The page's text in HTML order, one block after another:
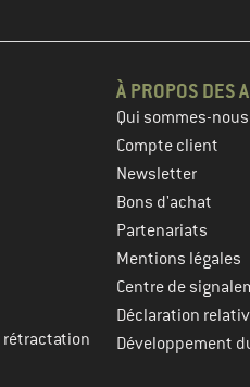
À PROPOS DES
Qui sommes-
Compte client
Newsletter
Bons d'achat
Partenariats
Mentions légales
Centre de
Déclaration
Développement